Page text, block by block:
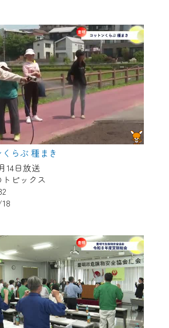
くらぶ 種まき
14日放送
ピックス
などのフリーメールアドレ
です）
のログイン・MyIDの新規登
ご利用中の方は引き続き
ます。
情報＞
リニューアルにともないメ
を予定しています。
16:30
の画面が「メン
なり、ご利用いただけませ
いたしますが、ご了承の程
いたします。